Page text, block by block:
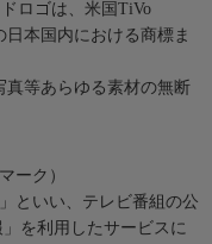
ロゴは、米国TiVo
本国内における商標ま
真等あらゆる素材の無断
ーク）
といい、テレビ番組の公
を利用したサービスに